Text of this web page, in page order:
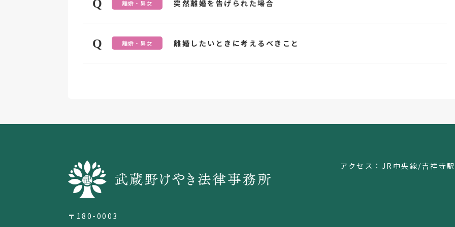
Q 離婚・男女 突然離婚を告げられた場合
Q 離婚・男女 離婚したいときに考えるべきこと
〒180-0003
アクセス：JR中央線/吉祥寺